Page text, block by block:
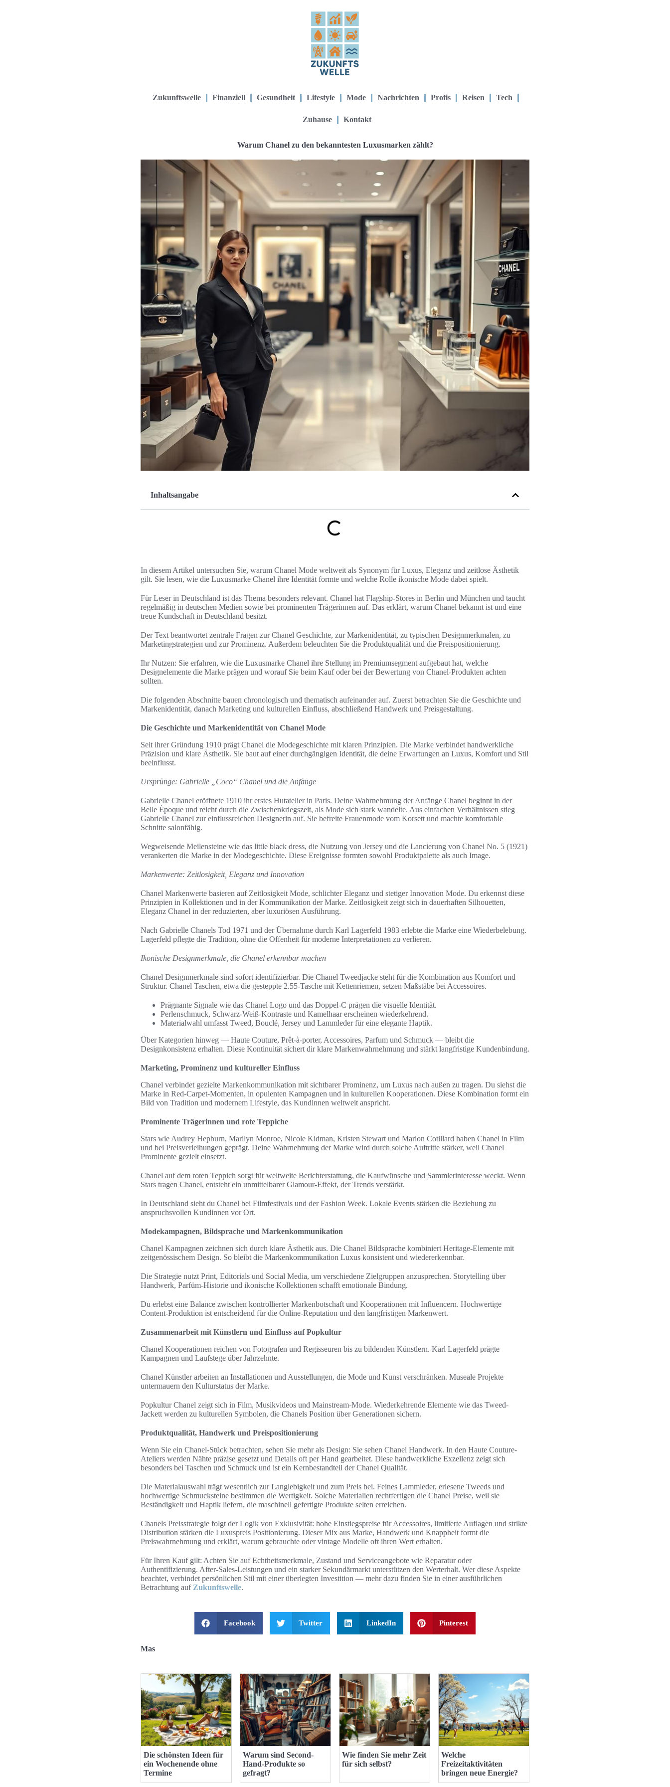
Zukunftswelle Finanziell Gesundheit Lifestyle Mode Nachrichten Profis Reisen Tech
Zuhause Kontakt
Warum Chanel zu den bekanntesten Luxusmarken zählt?
Inhaltsangabe
In diesem Artikel untersuchen Sie, warum Chanel Mode weltweit als Synonym für Luxus, Eleganz und zeitlose Ästhetik
gilt. Sie lesen, wie die Luxusmarke Chanel ihre Identität formte und welche Rolle ikonische Mode dabei spielt.
Für Leser in Deutschland ist das Thema besonders relevant. Chanel hat Flagship-Stores in Berlin und München und taucht
regelmäßig in deutschen Medien sowie bei prominenten Trägerinnen auf. Das erklärt, warum Chanel bekannt ist und eine
treue Kundschaft in Deutschland besitzt.
Der Text beantwortet zentrale Fragen zur Chanel Geschichte, zur Markenidentität, zu typischen Designmerkmalen, zu
Marketingstrategien und zur Prominenz. Außerdem beleuchten Sie die Produktqualität und die Preispositionierung.
Ihr Nutzen: Sie erfahren, wie die Luxusmarke Chanel ihre Stellung im Premiumsegment aufgebaut hat, welche
Designelemente die Marke prägen und worauf Sie beim Kauf oder bei der Bewertung von Chanel-Produkten achten
sollten.
Die folgenden Abschnitte bauen chronologisch und thematisch aufeinander auf. Zuerst betrachten Sie die Geschichte und
Markenidentität, danach Marketing und kulturellen Einfluss, abschließend Handwerk und Preisgestaltung.
Die Geschichte und Markenidentität von Chanel Mode
Seit ihrer Gründung 1910 prägt Chanel die Modegeschichte mit klaren Prinzipien. Die Marke verbindet handwerkliche
Präzision und klare Ästhetik. Sie baut auf einer durchgängigen Identität, die deine Erwartungen an Luxus, Komfort und Stil
beeinflusst.
Ursprünge: Gabrielle „Coco“ Chanel und die Anfänge
Gabrielle Chanel eröffnete 1910 ihr erstes Hutatelier in Paris. Deine Wahrnehmung der Anfänge Chanel beginnt in der
Belle Époque und reicht durch die Zwischenkriegszeit, als Mode sich stark wandelte. Aus einfachen Verhältnissen stieg
Gabrielle Chanel zur einflussreichen Designerin auf. Sie befreite Frauenmode vom Korsett und machte komfortable
Schnitte salonfähig.
Wegweisende Meilensteine wie das little black dress, die Nutzung von Jersey und die Lancierung von Chanel No. 5 (1921)
verankerten die Marke in der Modegeschichte. Diese Ereignisse formten sowohl Produktpalette als auch Image.
Markenwerte: Zeitlosigkeit, Eleganz und Innovation
Chanel Markenwerte basieren auf Zeitlosigkeit Mode, schlichter Eleganz und stetiger Innovation Mode. Du erkennst diese
Prinzipien in Kollektionen und in der Kommunikation der Marke. Zeitlosigkeit zeigt sich in dauerhaften Silhouetten,
Eleganz Chanel in der reduzierten, aber luxuriösen Ausführung.
Nach Gabrielle Chanels Tod 1971 und der Übernahme durch Karl Lagerfeld 1983 erlebte die Marke eine Wiederbelebung.
Lagerfeld pflegte die Tradition, ohne die Offenheit für moderne Interpretationen zu verlieren.
Ikonische Designmerkmale, die Chanel erkennbar machen
Chanel Designmerkmale sind sofort identifizierbar. Die Chanel Tweedjacke steht für die Kombination aus Komfort und
Struktur. Chanel Taschen, etwa die gesteppte 2.55-Tasche mit Kettenriemen, setzen Maßstäbe bei Accessoires.
Prägnante Signale wie das Chanel Logo und das Doppel-C prägen die visuelle Identität.
Perlenschmuck, Schwarz-Weiß-Kontraste und Kamelhaar erscheinen wiederkehrend.
Materialwahl umfasst Tweed, Bouclé, Jersey und Lammleder für eine elegante Haptik.
Über Kategorien hinweg — Haute Couture, Prêt-à-porter, Accessoires, Parfum und Schmuck — bleibt die
Designkonsistenz erhalten. Diese Kontinuität sichert dir klare Markenwahrnehmung und stärkt langfristige Kundenbindung.
Marketing, Prominenz und kultureller Einfluss
Chanel verbindet gezielte Markenkommunikation mit sichtbarer Prominenz, um Luxus nach außen zu tragen. Du siehst die
Marke in Red-Carpet-Momenten, in opulenten Kampagnen und in kulturellen Kooperationen. Diese Kombination formt ein
Bild von Tradition und modernem Lifestyle, das Kundinnen weltweit anspricht.
Prominente Trägerinnen und rote Teppiche
Stars wie Audrey Hepburn, Marilyn Monroe, Nicole Kidman, Kristen Stewart und Marion Cotillard haben Chanel in Film
und bei Preisverleihungen geprägt. Deine Wahrnehmung der Marke wird durch solche Auftritte stärker, weil Chanel
Prominente gezielt einsetzt.
Chanel auf dem roten Teppich sorgt für weltweite Berichterstattung, die Kaufwünsche und Sammlerinteresse weckt. Wenn
Stars tragen Chanel, entsteht ein unmittelbarer Glamour-Effekt, der Trends verstärkt.
In Deutschland sieht du Chanel bei Filmfestivals und der Fashion Week. Lokale Events stärken die Beziehung zu
anspruchsvollen Kundinnen vor Ort.
Modekampagnen, Bildsprache und Markenkommunikation
Chanel Kampagnen zeichnen sich durch klare Ästhetik aus. Die Chanel Bildsprache kombiniert Heritage-Elemente mit
zeitgenössischem Design. So bleibt die Markenkommunikation Luxus konsistent und wiedererkennbar.
Die Strategie nutzt Print, Editorials und Social Media, um verschiedene Zielgruppen anzusprechen. Storytelling über
Handwerk, Parfüm-Historie und ikonische Kollektionen schafft emotionale Bindung.
Du erlebst eine Balance zwischen kontrollierter Markenbotschaft und Kooperationen mit Influencern. Hochwertige
Content-Produktion ist entscheidend für die Online-Reputation und den langfristigen Markenwert.
Zusammenarbeit mit Künstlern und Einfluss auf Popkultur
Chanel Kooperationen reichen von Fotografen und Regisseuren bis zu bildenden Künstlern. Karl Lagerfeld prägte
Kampagnen und Laufstege über Jahrzehnte.
Chanel Künstler arbeiten an Installationen und Ausstellungen, die Mode und Kunst verschränken. Museale Projekte
untermauern den Kulturstatus der Marke.
Popkultur Chanel zeigt sich in Film, Musikvideos und Mainstream-Mode. Wiederkehrende Elemente wie das Tweed-
Jackett werden zu kulturellen Symbolen, die Chanels Position über Generationen sichern.
Produktqualität, Handwerk und Preispositionierung
Wenn Sie ein Chanel-Stück betrachten, sehen Sie mehr als Design: Sie sehen Chanel Handwerk. In den Haute Couture-
Ateliers werden Nähte präzise gesetzt und Details oft per Hand gearbeitet. Diese handwerkliche Exzellenz zeigt sich
besonders bei Taschen und Schmuck und ist ein Kernbestandteil der Chanel Qualität.
Die Materialauswahl trägt wesentlich zur Langlebigkeit und zum Preis bei. Feines Lammleder, erlesene Tweeds und
hochwertige Schmucksteine bestimmen die Wertigkeit. Solche Materialien rechtfertigen die Chanel Preise, weil sie
Beständigkeit und Haptik liefern, die maschinell gefertigte Produkte selten erreichen.
Chanels Preisstrategie folgt der Logik von Exklusivität: hohe Einstiegspreise für Accessoires, limitierte Auflagen und strikte
Distribution stärken die Luxuspreis Positionierung. Dieser Mix aus Marke, Handwerk und Knappheit formt die
Preiswahrnehmung und erklärt, warum gebrauchte oder vintage Modelle oft ihren Wert erhalten.
Für Ihren Kauf gilt: Achten Sie auf Echtheitsmerkmale, Zustand und Serviceangebote wie Reparatur oder
Authentifizierung. After-Sales-Leistungen und ein starker Sekundärmarkt unterstützen den Werterhalt. Wer diese Aspekte
beachtet, verbindet persönlichen Stil mit einer überlegten Investition — mehr dazu finden Sie in einer ausführlichen
Betrachtung auf Zukunftswelle.
Facebook Twitter LinkedIn Pinterest
Mas
Die schönsten Ideen für
ein Wochenende ohne
Termine
Warum sind Second-
Hand-Produkte so
gefragt?
Wie finden Sie mehr Zeit
für sich selbst?
Welche
Freizeitaktivitäten
bringen neue Energie?